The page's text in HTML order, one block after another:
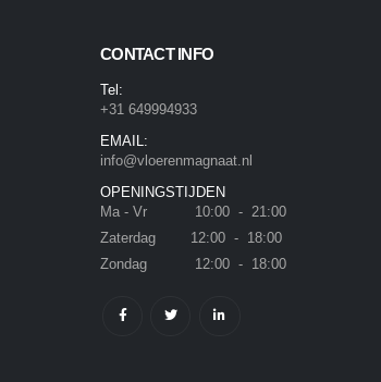
CONTACT INFO
Tel:
+31 649994933
EMAIL:
info@vloerenmagnaat.nl
OPENINGSTIJDEN
Ma - Vr 10:00 - 21:00
Zaterdag 12:00 - 18:00
Zondag 12:00 - 18:00